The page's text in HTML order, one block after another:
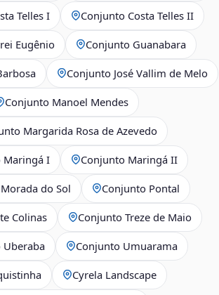
Telles I Conjunto Costa Telles II
Eugênio Conjunto Guanabara
Conjunto José Vallim de Melo
Conjunto Manoel Mendes
Margarida Rosa de Azevedo
Maringá I Conjunto Maringá II
do Sol Conjunto Pontal
Colinas Conjunto Treze de Maio
Conjunto Umuarama
Cyrela Landscape